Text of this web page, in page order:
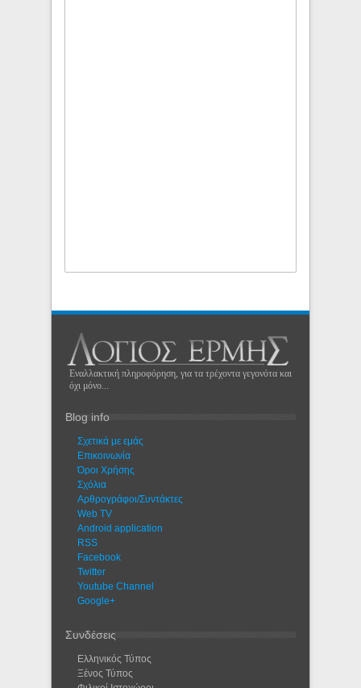
Εναλλακτική πληροφόρηση, για τα τρέχοντα γεγονότα και
όχι μόνο...
Blog info
Σχετικά με εμάς
Eπικοινωνία
Όροι Χρήσης
Σχόλια
Αρθρογράφοι/Συντάκτες
Web TV
Android application
RSS
Facebook
Twitter
Youtube Channel
Google+
Συνδέσεις
Ελληνικός Τύπος
Ξένος Τύπος